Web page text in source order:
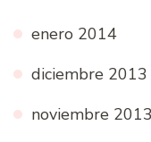
enero 2014
diciembre 2013
noviembre 2013